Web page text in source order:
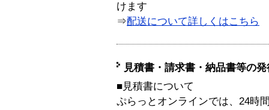
けます
⇒配送について詳しくはこちら
見積書・請求書・納品書等の
■見積書について
ぷらっとオンラインでは、24時